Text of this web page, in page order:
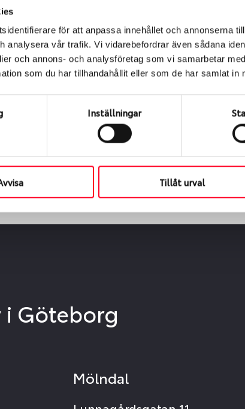
för att anpassa innehållet och annonserna
analysera vår trafik. Vi vidarebefordrar även sådana
och annons- och analysföretag som vi samarbetar
som du har tillhandahållit eller som de har samlat in
Inställningar
Tillåt urval
hos oss levereras de direkt till någon av våra
datum och tid för upphämtning eller service.
i Göteborg
Mölndal